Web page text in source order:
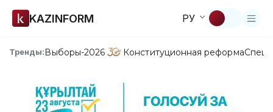
KAZINFORM РУ
Тренды:Выборы-2026 Конституционная реформа